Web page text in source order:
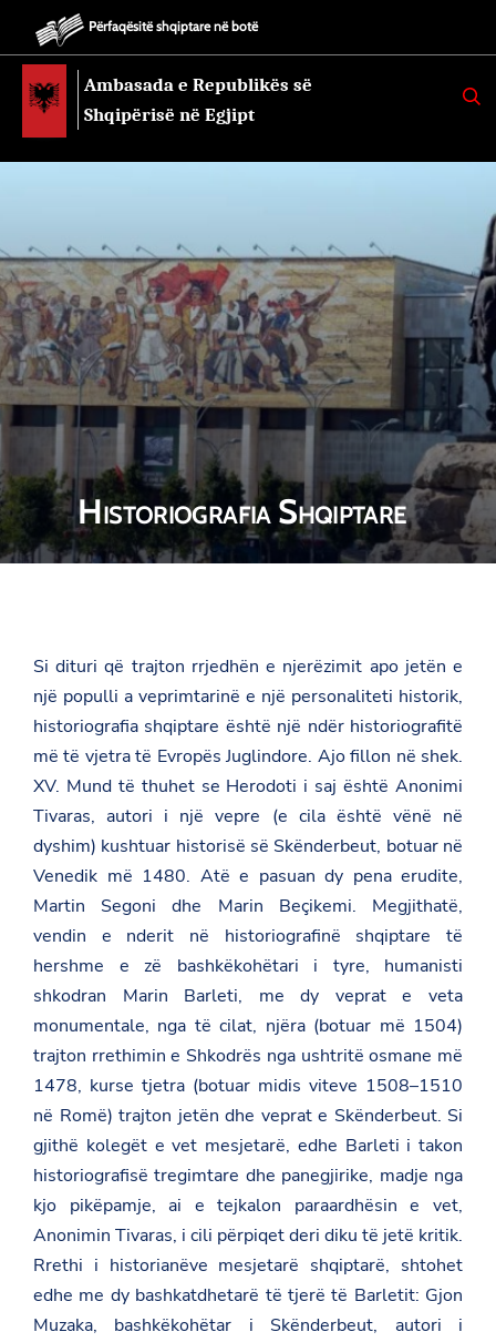
Përfaqësitë shqiptare në botë
Ambasada e Republikës së
Shqipërisë në Egjipt
K
E
Historiografia Shqiptare
Si dituri që trajton rrjedhën e njerëzimit apo jetën e
një populli a veprimtarinë e një personaliteti historik,
historiografia shqiptare është një ndër historiografitë
më të vjetra të Evropës Juglindore. Ajo fillon në shek.
XV. Mund të thuhet se Herodoti i saj është Anonimi
Tivaras, autori i një vepre (e cila është vënë në
dyshim) kushtuar historisë së Skënderbeut, botuar në
Venedik më 1480. Atë e pasuan dy pena erudite,
Martin Segoni dhe Marin Beçikemi. Megjithatë,
vendin e nderit në historiografinë shqiptare të
hershme e zë bashkëkohëtari i tyre, humanisti
shkodran Marin Barleti, me dy veprat e veta
monumentale, nga të cilat, njëra (botuar më 1504)
trajton rrethimin e Shkodrës nga ushtritë osmane më
1478, kurse tjetra (botuar midis viteve 1508–1510
në Romë) trajton jetën dhe veprat e Skënderbeut. Si
gjithë kolegët e vet mesjetarë, edhe Barleti i takon
historiografisë tregimtare dhe panegjirike, madje nga
kjo pikëpamje, ai e tejkalon paraardhësin e vet,
Anonimin Tivaras, i cili përpiqet deri diku të jetë kritik.
Rrethi i historianëve mesjetarë shqiptarë, shtohet
edhe me dy bashkatdhetarë të tjerë të Barletit: Gjon
Muzaka, bashkëkohëtar i Skënderbeut, autori i